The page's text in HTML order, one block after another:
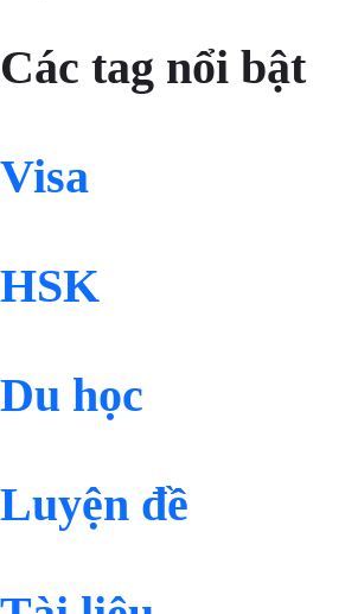
Các tag nổi bật
Visa
HSK
Du học
Luyện đề